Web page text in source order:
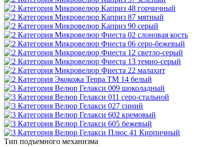
Тип подъемного механизма